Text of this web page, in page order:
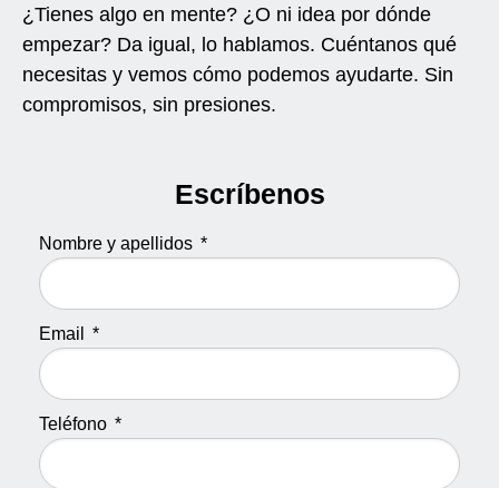
¿Tienes algo en mente? ¿O ni idea por dónde
empezar? Da igual, lo hablamos. Cuéntanos qué
necesitas y vemos cómo podemos ayudarte. Sin
compromisos, sin presiones.
Escríbenos
Nombre y apellidos
Email
Teléfono